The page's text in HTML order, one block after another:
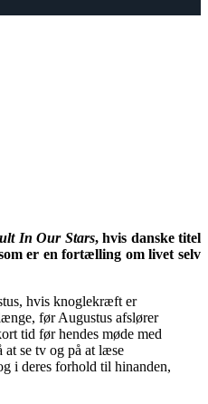
In Our Stars, hvis danske titel
er en fortælling om livet selv
hvis knoglekræft er
før Augustus afslører
tid før hendes møde med
se tv og på at læse
i deres forhold til hinanden,